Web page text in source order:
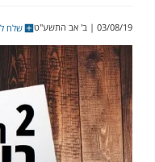
ליום י' תמוז - למי
שלח לחבר